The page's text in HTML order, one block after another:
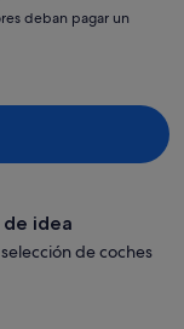
deban pagar un
idea
de coches